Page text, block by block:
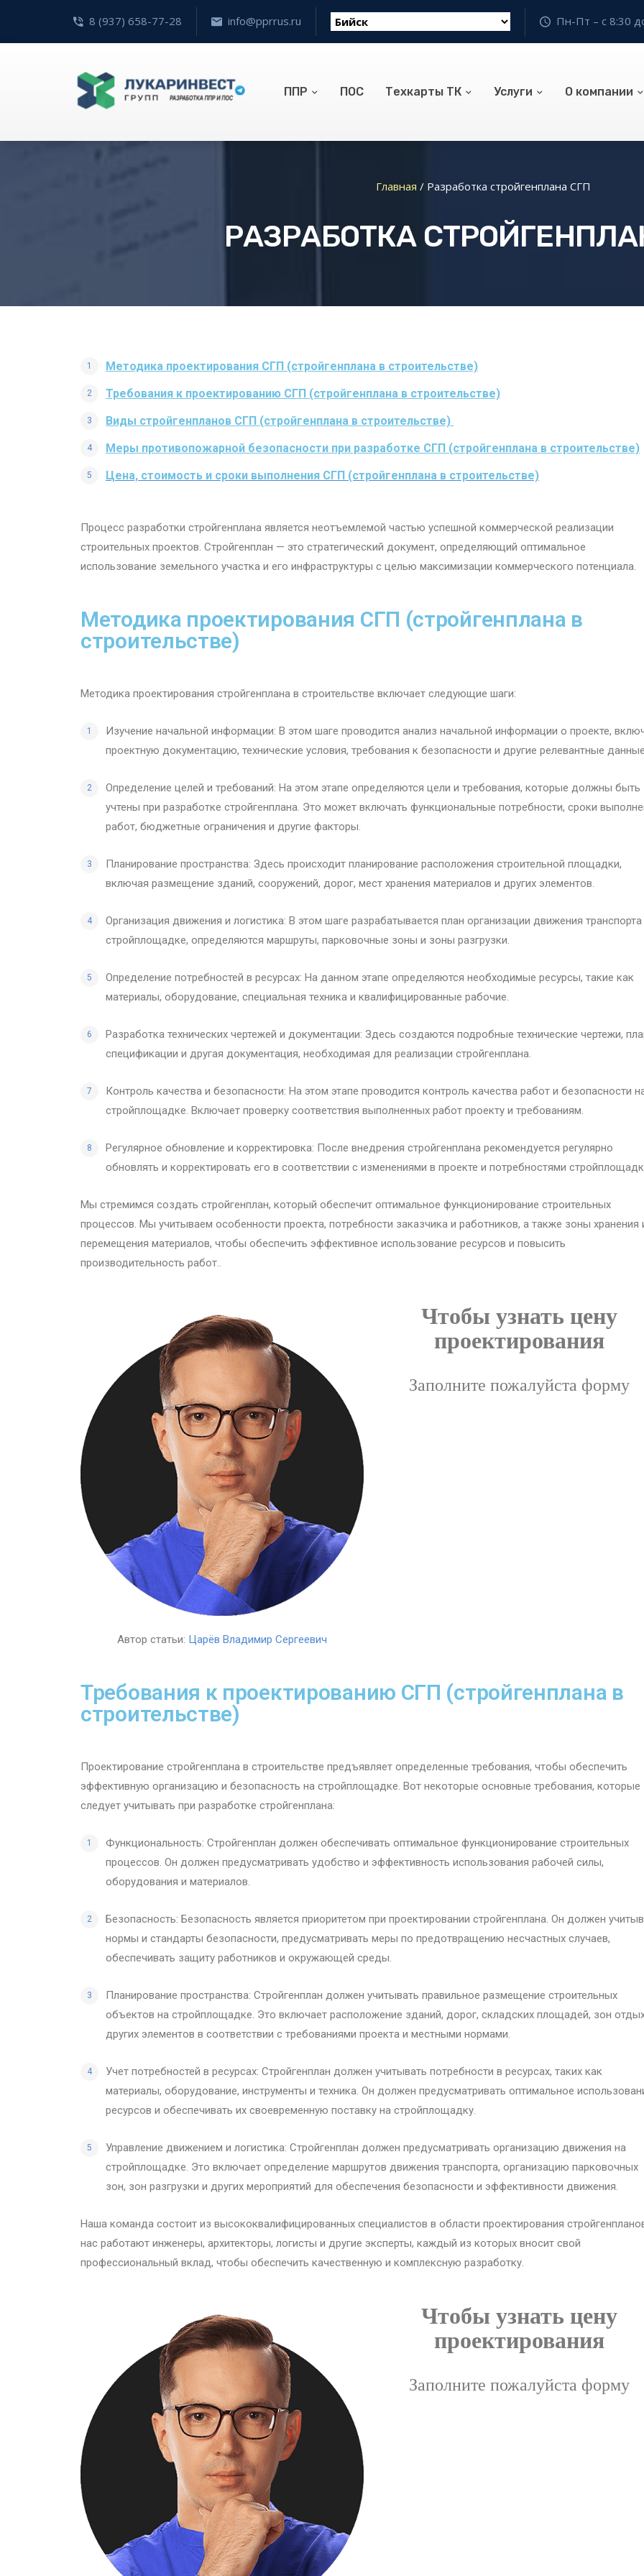
8 (937) 658-77-28 info@pprrus.ru Пн-Пт – с 8:30
ППР ПОС Техкарты ТК Услуги О компании
Главная / Разработка стройгенплана СГП
РАЗРАБОТКА
Методика проектирования СГП (стройгенплана в строительстве)
Требования к проектированию СГП (стройгенплана в строительстве)
Виды стройгенпланов СГП (стройгенплана в строительстве)
Меры противопожарной безопасности при разработке СГП (стройгенплана в строительстве)
Цена, стоимость и сроки выполнения СГП (стройгенплана в строительстве)
Процесс разработки стройгенплана является неотъемлемой частью успешной коммерческой реализации
строительных проектов. Стройгенплан — это стратегический документ, определяющий оптимальное
использование земельного участка и его инфраструктуры с целью максимизации коммерческого потенциала.
Методика проектирования СГП (стройгенплана в
строительстве)
Методика проектирования стройгенплана в строительстве включает следующие шаги:
Изучение начальной информации: В этом шаге проводится анализ начальной информации о проекте,
проектную документацию, технические условия, требования к безопасности и другие релевантные
Определение целей и требований: На этом этапе определяются цели и требования, которые должны быть
учтены при разработке стройгенплана. Это может включать функциональные потребности, сроки
работ, бюджетные ограничения и другие факторы.
Планирование пространства: Здесь происходит планирование расположения строительной площадки,
включая размещение зданий, сооружений, дорог, мест хранения материалов и других элементов.
Организация движения и логистика: В этом шаге разрабатывается план организации движения транспорта
стройплощадке, определяются маршруты, парковочные зоны и зоны разгрузки.
Определение потребностей в ресурсах: На данном этапе определяются необходимые ресурсы, такие как
материалы, оборудование, специальная техника и квалифицированные рабочие.
Разработка технических чертежей и документации: Здесь создаются подробные технические чертежи,
спецификации и другая документация, необходимая для реализации стройгенплана.
Контроль качества и безопасности: На этом этапе проводится контроль качества работ и безопасности
стройплощадке. Включает проверку соответствия выполненных работ проекту и требованиям.
Регулярное обновление и корректировка: После внедрения стройгенплана рекомендуется регулярно
обновлять и корректировать его в соответствии с изменениями в проекте и потребностями
Мы стремимся создать стройгенплан, который обеспечит оптимальное функционирование строительных
процессов. Мы учитываем особенности проекта, потребности заказчика и работников, а также зоны хранения
перемещения материалов, чтобы обеспечить эффективное использование ресурсов и повысить
производительность работ..
Автор статьи: Царёв Владимир Сергеевич
Чтобы узнать цену
проектирования
Заполните пожалуйста форму
Требования к проектированию СГП (стройгенплана в
строительстве)
Проектирование стройгенплана в строительстве предъявляет определенные требования, чтобы обеспечить
эффективную организацию и безопасность на стройплощадке. Вот некоторые основные требования, которые
следует учитывать при разработке стройгенплана:
Функциональность: Стройгенплан должен обеспечивать оптимальное функционирование строительных
процессов. Он должен предусматривать удобство и эффективность использования рабочей силы,
оборудования и материалов.
Безопасность: Безопасность является приоритетом при проектировании стройгенплана. Он должен
нормы и стандарты безопасности, предусматривать меры по предотвращению несчастных случаев,
обеспечивать защиту работников и окружающей среды.
Планирование пространства: Стройгенплан должен учитывать правильное размещение строительных
объектов на стройплощадке. Это включает расположение зданий, дорог, складских площадей, зон
других элементов в соответствии с требованиями проекта и местными нормами.
Учет потребностей в ресурсах: Стройгенплан должен учитывать потребности в ресурсах, таких как
материалы, оборудование, инструменты и техника. Он должен предусматривать оптимальное
ресурсов и обеспечивать их своевременную поставку на стройплощадку.
Управление движением и логистика: Стройгенплан должен предусматривать организацию движения на
стройплощадке. Это включает определение маршрутов движения транспорта, организацию парковочных
зон, зон разгрузки и других мероприятий для обеспечения безопасности и эффективности движения.
Наша команда состоит из высококвалифицированных специалистов в области проектирования
нас работают инженеры, архитекторы, логисты и другие эксперты, каждый из которых вносит свой
профессиональный вклад, чтобы обеспечить качественную и комплексную разработку.
Чтобы узнать цену
проектирования
Заполните пожалуйста форму